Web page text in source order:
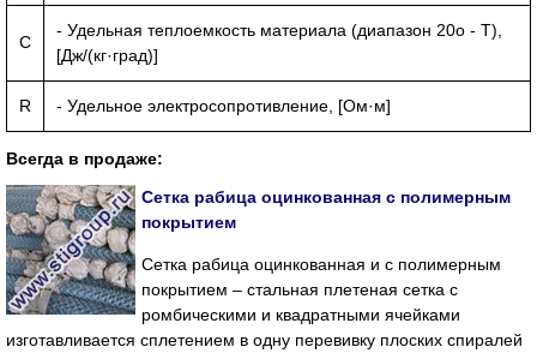
C
- Удельная теплоемкость материала (диапазон 20o - T),
[Дж/(кг·град)]
R - Удельное электросопротивление, [Ом·м]
Всегда в продаже:
Сетка рабица оцинкованная с полимерным
покрытием
Сетка рабица оцинкованная и с полимерным
покрытием – стальная плетеная сетка с
ромбическими и квадратными ячейками
изготавливается сплетением в одну перевивку плоских спиралей